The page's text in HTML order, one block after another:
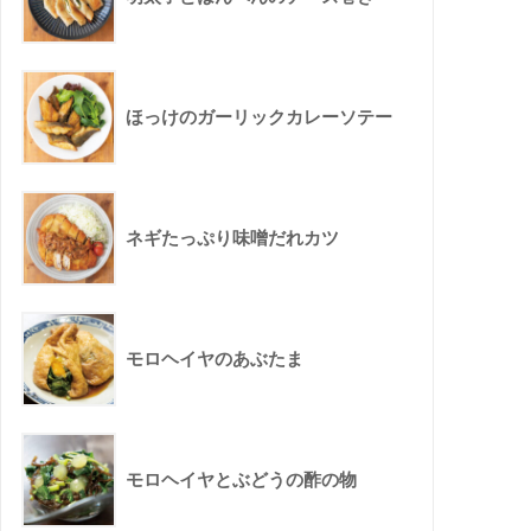
ほっけのガーリックカレーソテー
ネギたっぷり味噌だれカツ
モロヘイヤのあぶたま
モロヘイヤとぶどうの酢の物